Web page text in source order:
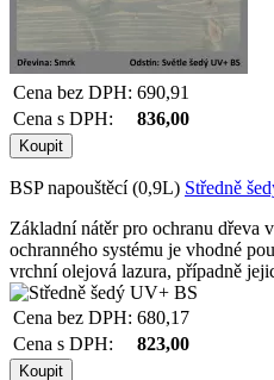
Cena bez DPH: 690,91
Cena s DPH:
836,00
BSP napouštěcí (0,9L) Středně
Základní nátěr pro ochranu dřeva
ochranného systému je vhodné
vrchní olejová lazura, případně
Cena bez DPH: 680,17
Cena s DPH:
823,00